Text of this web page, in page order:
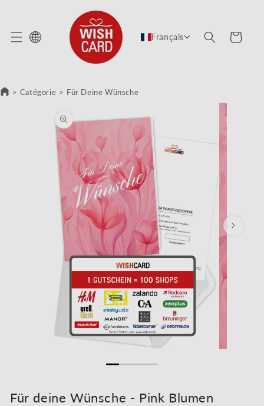
PASSER AU CONTENU
Français Panier
> Catégorie > Für Deine Wünsche
Für deine Wünsche - Pink Blumen